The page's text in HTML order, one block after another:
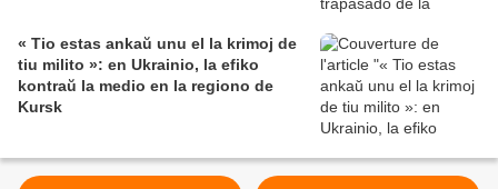
« Tio estas ankaŭ unu el la krimoj de
tiu milito »: en Ukrainio, la efiko
kontraŭ la medio en la regiono de
Kursk